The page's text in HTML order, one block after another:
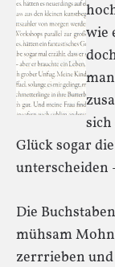
wie
Glück sogar
unterscheiden
Die
mühsam
zerrrieben